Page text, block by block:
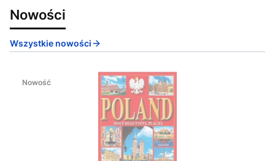
Nowości
Wszystkie nowości
Nowość